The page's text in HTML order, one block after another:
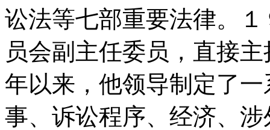
讼法等七部重要法律。
员会副主任委员，直接
年以来，他领导制定了
事、诉讼程序、经济、